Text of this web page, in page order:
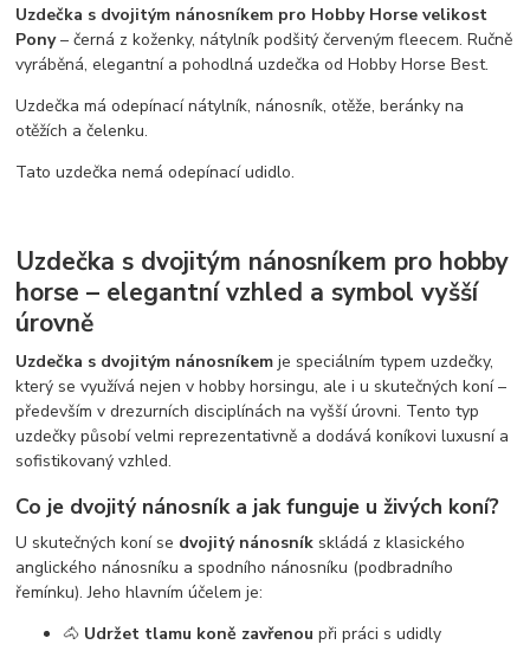
Uzdečka s dvojitým nánosníkem pro Hobby Horse velikost
Pony– černá z koženky, nátylník podšitý červeným fleecem. Ručně
vyráběná, elegantní a pohodlná uzdečka od Hobby Horse Best.
Uzdečka má odepínací nátylník, nánosník, otěže, beránky na
otěžích a čelenku.
Tato uzdečka nemá odepínací udidlo.
Uzdečka s dvojitým nánosníkem pro hobby
horse – elegantní vzhled a symbol vyšší
úrovně
Uzdečka s dvojitým nánosníkem je speciálním typem uzdečky,
který se využívá nejen v hobby horsingu, ale i u skutečných koní –
především v drezurních disciplínách na vyšší úrovni. Tento typ
uzdečky působí velmi reprezentativně a dodává koníkovi luxusní a
sofistikovaný vzhled.
Co je dvojitý nánosník a jak funguje u živých koní?
U skutečných koní se dvojitý nánosník skládá z klasického
anglického nánosníku a spodního nánosníku (podbradního
řemínku). Jeho hlavním účelem je:
🐴 Udržet tlamu koně zavřenou při práci s udidly